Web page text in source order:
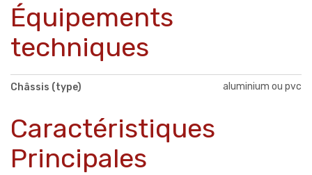
Équipements
techniques
Châssis (type) aluminium ou pvc
Caractéristiques
Principales